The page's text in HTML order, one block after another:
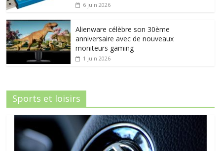
6 juin 2026
Alienware célèbre son 30ème
anniversaire avec de nouveaux
moniteurs gaming
1 juin 2026
Sports et loisirs